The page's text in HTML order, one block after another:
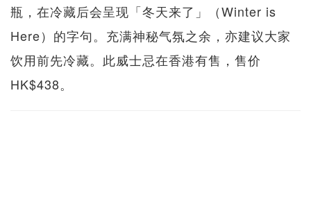
瓶，在冷藏后会呈现「冬天来了」（Winter is
Here）的字句。充满神秘气氛之余，亦建议大家
饮用前先冷藏。此威士忌在香港有售，售价
HK$438。